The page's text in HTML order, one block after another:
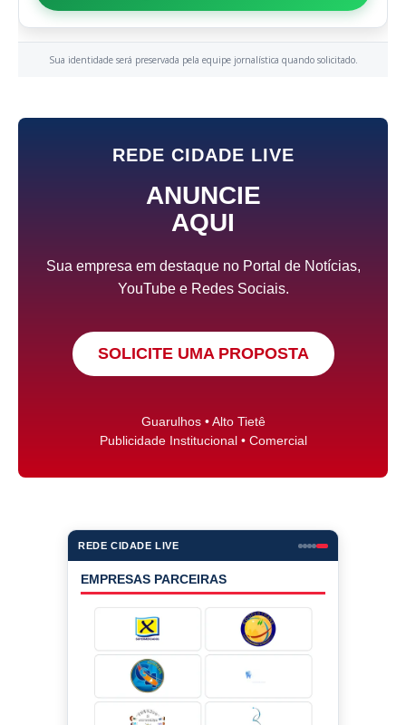
Sua identidade será preservada pela equipe jornalística quando solicitado.
REDE CIDADE LIVE
ANUNCIE
AQUI
Sua empresa em destaque no Portal de Notícias,
YouTube e Redes Sociais.
SOLICITE UMA PROPOSTA
Guarulhos • Alto Tietê
Publicidade Institucional • Comercial
REDE CIDADE LIVE
EMPRESAS PARCEIRAS